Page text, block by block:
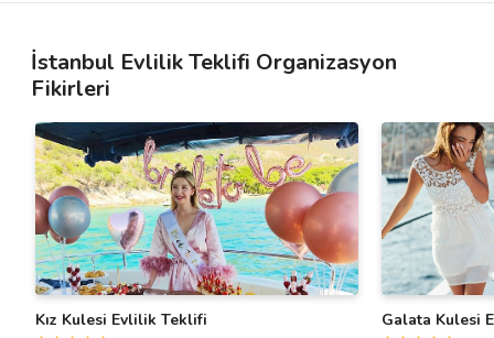
İstanbul Evlilik Teklifi Organizasyon
Fikirleri
Kız Kulesi Evlilik Teklifi Galata Kulesi